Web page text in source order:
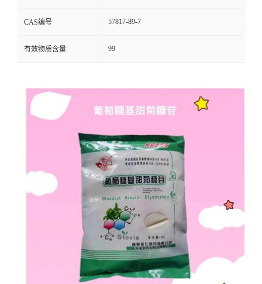
CAS编号 57817-89-7
有效物质含量 99